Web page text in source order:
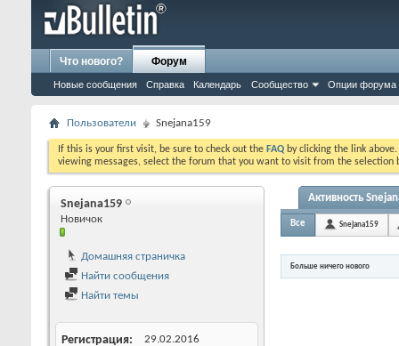
Что нового? Форум
Новые сообщения Справка Календарь Сообщество Опции форума
Пользователи Snejana159
If this is your first visit, be sure to check out the FAQ by clicking the link
viewing messages, select the forum that you want to visit from the selection
Snejana159
Новичок
Домашняя страничка
Найти сообщения
Найти темы
Регистрация 29.02.2016
Активность
Все Snejana159
Больше ничего нового